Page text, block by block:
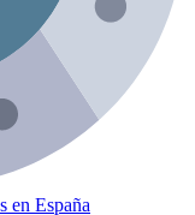
en España